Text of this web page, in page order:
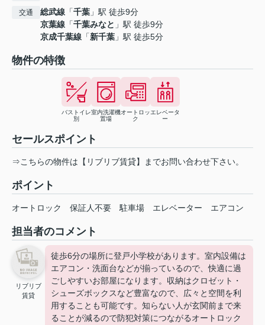
交通 総武線 「千葉 」駅 徒歩9分
京葉線 「千葉みなと 」駅 徒歩9分
京成千葉線 「新千葉 」駅 徒歩5分
物件の特徴
バストイレ
別
室内洗濯機
置場
オートロッ
ク
エレベータ
ー
セールスポイント
⇒こちらの物件は【リブリブ賃貸】までお問い合わせ下さい。
ポイント
オートロック 保証人不要 駐車場 エレベーター エアコン
担当者のコメント
リブリブ
賃貸
徒歩6分の場所に登戸小学校があります。室内設備は
エアコン・洗面台などが揃っているので、快適に過
ごしやすいお部屋になります。収納はクロゼット・
シューズボックスなど豊富なので、広々と空間を利
用することも可能です。知らない人が玄関前まで来
ることが減るので防犯対策につながるオートロック